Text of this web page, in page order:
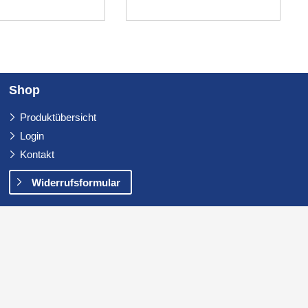
Shop
Navigation
überspringen
Produktübersicht
Login
Kontakt
Widerrufsformular